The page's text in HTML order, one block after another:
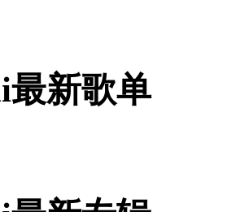
新歌单